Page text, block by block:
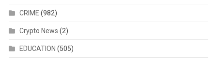
CRIME (982)
Crypto News (2)
EDUCATION (505)